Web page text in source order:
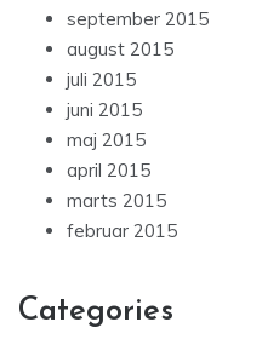
september 2015
august 2015
juli 2015
juni 2015
maj 2015
april 2015
marts 2015
februar 2015
Categories